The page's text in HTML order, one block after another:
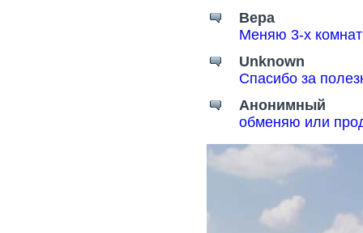
Вера
Меняю 3-х
Unknown
Спасибо за
Анонимный
обменяю или